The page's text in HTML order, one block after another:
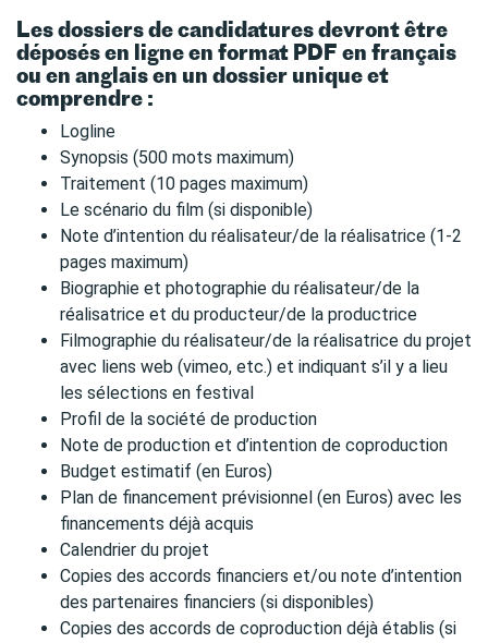
Les dossiers de candidatures devront être
déposés en ligne en format PDF en français
ou en anglais en un dossier unique et
comprendre :
Logline
Synopsis (500 mots maximum)
Traitement (10 pages maximum)
Le scénario du film (si disponible)
Note d’intention du réalisateur/de la réalisatrice (1-2
pages maximum)
Biographie et photographie du réalisateur/de la
réalisatrice et du producteur/de la productrice
Filmographie du réalisateur/de la réalisatrice du projet
avec liens web (vimeo, etc.) et indiquant s’il y a lieu
les sélections en festival
Profil de la société de production
Note de production et d’intention de coproduction
Budget estimatif (en Euros)
Plan de financement prévisionnel (en Euros) avec les
financements déjà acquis
Calendrier du projet
Copies des accords financiers et/ou note d’intention
des partenaires financiers (si disponibles)
Copies des accords de coproduction déjà établis (si